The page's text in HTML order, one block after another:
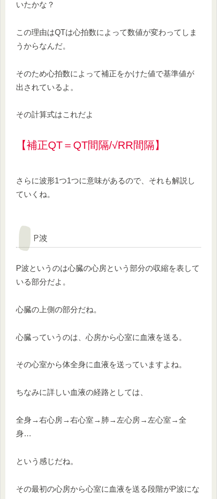
いたかな？
この理由はQTは心拍数によって数値が変わってしま
うからなんだ。
そのため心拍数によって補正をかけた値で基準値が
出されているよ。
その計算式はこれだよ
【補正QT＝QT間隔/√RR間隔】
さらに波形1つ1つに意味があるので、それも解説し
ていくね。
P波
P波というのは心臓の心房という部分の収縮を表して
いる部分だよ。
心臓の上側の部分だね。
心臓っていうのは、心房から心室に血液を送る。
その心室から体全身に血液を送っていますよね。
ちなみに詳しい血液の経路としては、
全身→右心房→右心室→肺→左心房→左心室→全
身…
という感じだね。
その最初の心房から心室に血液を送る段階がP波にな